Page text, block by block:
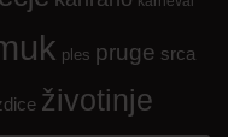
ples pruge srca
životinje